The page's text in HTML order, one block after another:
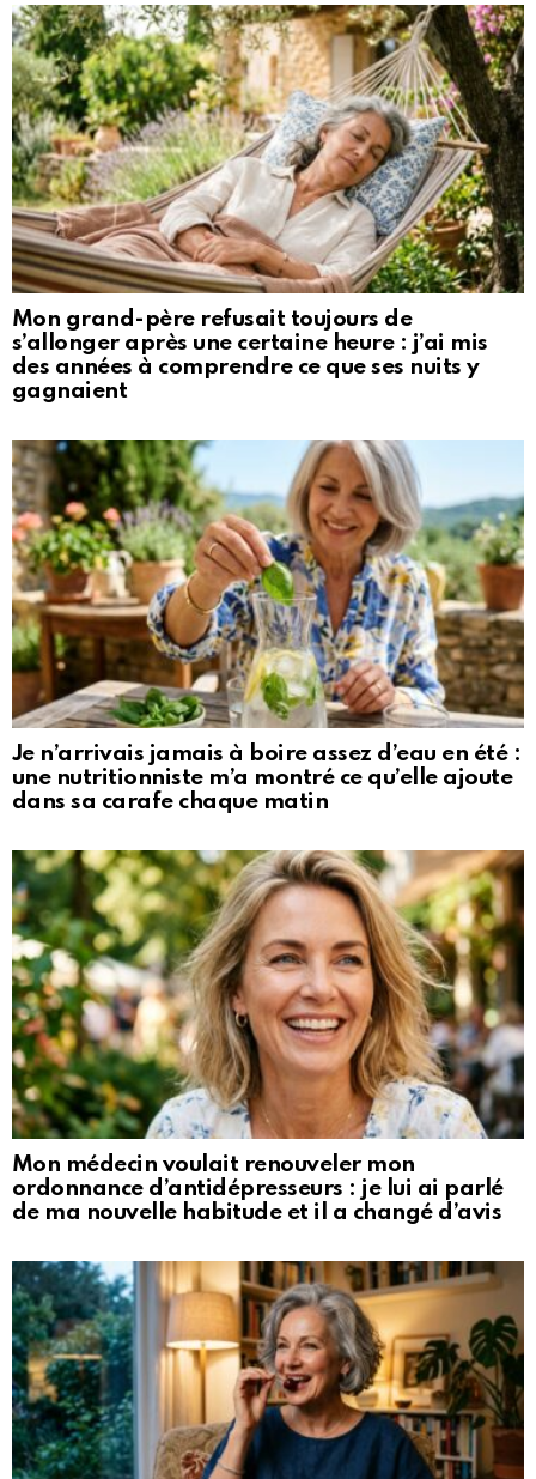
Mon grand-père refusait toujours de
s’allonger après une certaine heure : j’ai mis
des années à comprendre ce que ses nuits y
gagnaient
Je n’arrivais jamais à boire assez d’eau en été :
une nutritionniste m’a montré ce qu’elle ajoute
dans sa carafe chaque matin
Mon médecin voulait renouveler mon
ordonnance d’antidépresseurs : je lui ai parlé
de ma nouvelle habitude et il a changé d’avis